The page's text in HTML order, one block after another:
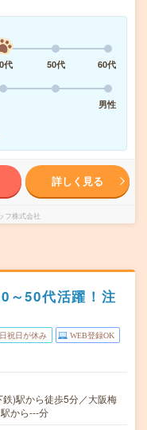
代 50代
60代
男性
詳しく見る
フ株式会社
～50代活躍！注
祝日が休み WEB登録OK
)駅から徒歩5分／大阪梅
から---分